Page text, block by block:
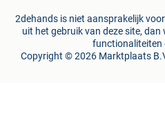
2dehands is niet aansprakelijk
uit het gebruik van deze site,
functionaliteiten
Copyright © 2026 Marktplaats